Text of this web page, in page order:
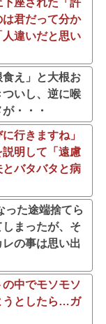
座された「許
君だって分か
違いだと思い
え」と大根お
いし、逆に喉
・・・
行きますね」
明して「遠慮
バタバタと病
った途端捨てら
まったが、そ
の事は思い出
中でモソモソ
うとしたら…ガ